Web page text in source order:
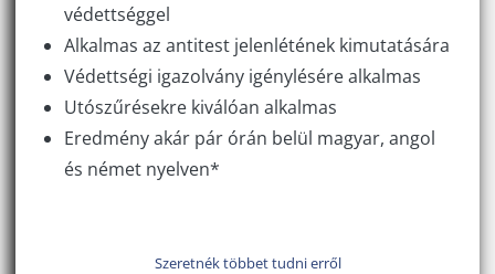
védettséggel
Alkalmas az antitest jelenlétének kimutatására
Védettségi igazolvány igénylésére alkalmas
Utószűrésekre kiválóan alkalmas
Eredmény akár pár órán belül magyar, angol
és német nyelven*
Szeretnék többet tudni erről